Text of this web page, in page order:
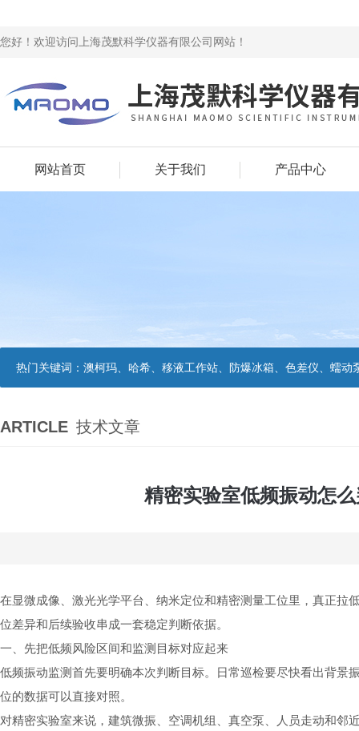
您好！欢迎访问上海茂默科学仪器有限公司网站！
网站首页 关于我们 产品中心
热门关键词： 澳柯玛、哈希、移液工作站、防爆冰箱、色差仪、蠕动
ARTICLE 技术文章
精密实验室低频振动怎
在显微成像、激光光学平台、纳米定位和精密测量工位里，真正
位差异和后续验收串成一套稳定判断依据。
一、先把低频风险区间和监测目标对应起来
低频振动监测首先要明确本次判断目标。日常巡检要尽快看出背
位的数据可以直接对照。
对精密实验室来说，建筑微振、空调机组、真空泵、人员走动和